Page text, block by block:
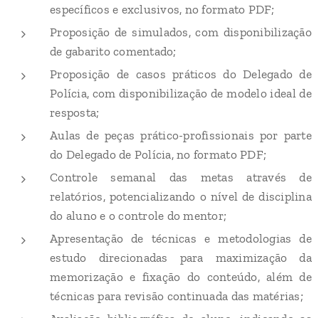
específicos e exclusivos, no formato PDF;
Proposição de simulados, com disponibilização
de gabarito comentado;
Proposição de casos práticos do Delegado de
Polícia, com disponibilização de modelo ideal de
resposta;
Aulas de peças prático-profissionais por parte
do Delegado de Polícia, no formato PDF;
Controle semanal das metas através de
relatórios, potencializando o nível de disciplina
do aluno e o controle do mentor;
Apresentação de técnicas e metodologias de
estudo direcionadas para maximização da
memorização e fixação do conteúdo, além de
técnicas para revisão continuada das matérias;